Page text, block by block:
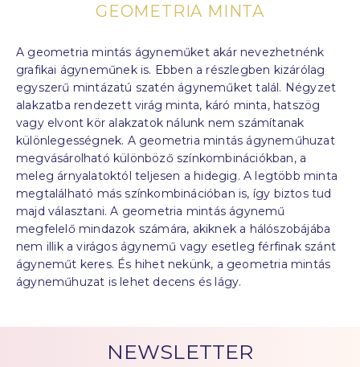
GEOMETRIA MINTA
A geometria mintás ágyneműket akár nevezhetnénk
grafikai ágyneműnek is. Ebben a részlegben kizárólag
egyszerű mintázatú szatén ágyneműket talál. Négyzet
alakzatba rendezett virág minta, káró minta, hatszög
vagy elvont kör alakzatok nálunk nem számítanak
különlegességnek. A geometria mintás ágyneműhuzat
megvásárolható különböző színkombinációkban, a
meleg árnyalatoktól teljesen a hidegig. A legtöbb minta
megtalálható más színkombinációban is, így biztos tud
majd választani. A geometria mintás ágynemű
megfelelő mindazok számára, akiknek a hálószobájába
nem illik a virágos ágynemű vagy esetleg férfinak szánt
ágyneműt keres. És hihet nekünk, a geometria mintás
ágyneműhuzat is lehet decens és lágy.
NEWSLETTER